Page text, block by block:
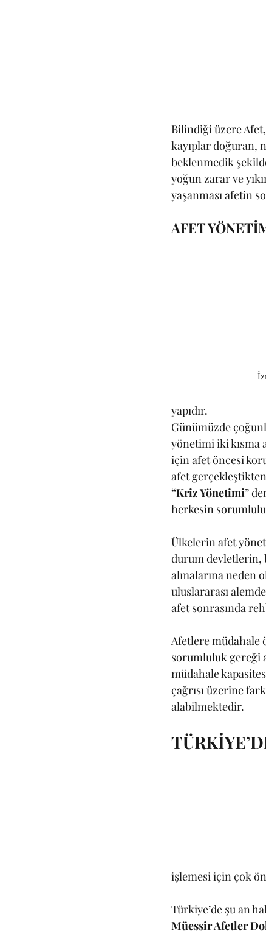
Bilindiği üzere
kayıplar doğuran,
beklenmedik
yoğun zarar ve
yaşanması afetin
AFET
yapıdır.
Günümüzde
yönetimi iki kısma
için afet öncesi
afet
“Kriz Yönetimi”
herkesin
Ülkelerin afet
durum devletlerin,
almalarına neden
uluslararası
afet sonrasında
Afetlere
sorumluluk gereği
müdahale
çağrısı üzerine
alabilmektedir.
işlemesi için çok
Türkiye’de şu an
Müessir Afetler